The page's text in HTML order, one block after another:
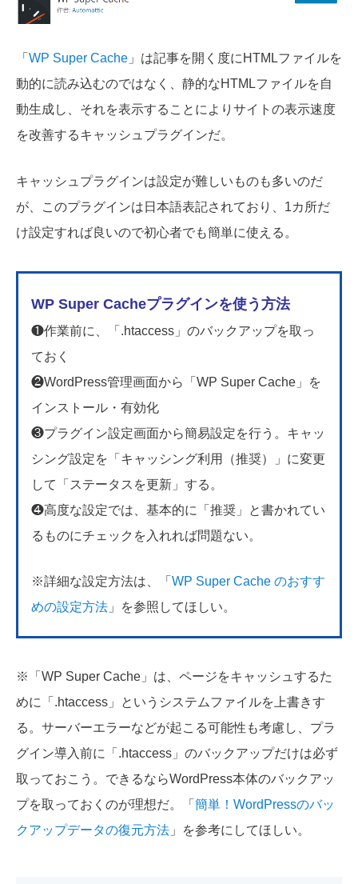
「 WP Super Cache 」は記事を開く度にHTMLファイルを
動的に読み込むのではなく、静的なHTMLファイルを自
動生成し、それを表示することによりサイトの表示速度
を改善するキャッシュプラグインだ。
キャッシュプラグインは設定が難しいものも多いのだ
が、このプラグインは日本語表記されており、1カ所だ
け設定すれば良いので初心者でも簡単に使える。
WP Super Cacheプラグインを使う方法
❶作業前に、「.htaccess」のバックアップを取っ
ておく
❷WordPress管理画面から「WP Super Cache」を
インストール・有効化
❸プラグイン設定画面から簡易設定を行う。キャッ
シング設定を「キャッシング利用（推奨）」に変更
して「ステータスを更新」する。
❹高度な設定では、基本的に「推奨」と書かれてい
るものにチェックを入れれば問題ない。
※詳細な設定方法は、「 WP Super Cache のおすす
めの設定方法 」を参照してほしい。
※「WP Super Cache」は、ページをキャッシュするた
めに「.htaccess」というシステムファイルを上書きす
る。サーバーエラーなどが起こる可能性も考慮し、プラ
グイン導入前に「.htaccess」のバックアップだけは必ず
取っておこう。できるならWordPress本体のバックアッ
プを取っておくのが理想だ。「 簡単！WordPressのバッ
クアップデータの復元方法 」を参考にしてほしい。